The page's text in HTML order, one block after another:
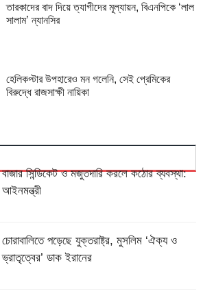
তারকাদের বাদ দিয়ে ত্যাগীদের মূল্যায়ন, বিএনপিকে ‘লাল
সালাম’ ন্যানসির
হেলিকপ্টার উপহারেও মন গলেনি, সেই প্রেমিকের
বিরুদ্ধে রাজসাক্ষী নায়িকা
বাজার সিন্ডিকেট ও মজুতদারি করলে কঠোর ব্যবস্থা:
আইনমন্ত্রী
চোরাবালিতে পড়েছে যুক্তরাষ্ট্র, মুসলিম ‘ঐক্য ও
ভ্রাতৃত্বের’ ডাক ইরানের